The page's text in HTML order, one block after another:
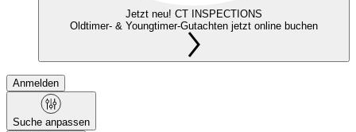
Jetzt neu! CT INSPECTIONS
Oldtimer- & Youngtimer-Gutachten jetzt online buchen
Anmelden
Suche anpassen